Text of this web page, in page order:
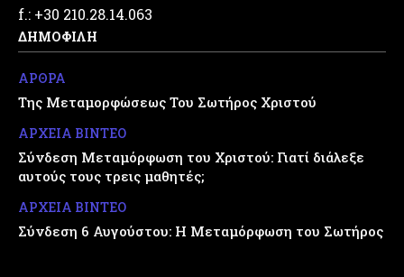
f.: +30 210.28.14.063
ΔΗΜΟΦΙΛΗ
ΑΡΘΡΑ
Της Μεταμορφώσεως Του Σωτήρος Χριστού
ΑΡΧΕΙΑ ΒΙΝΤΕΟ
Σύνδεση Μεταμόρφωση του Χριστού: Γιατί διάλεξε
αυτούς τους τρεις μαθητές;
ΑΡΧΕΙΑ ΒΙΝΤΕΟ
Σύνδεση 6 Αυγούστου: Η Μεταμόρφωση του Σωτήρος